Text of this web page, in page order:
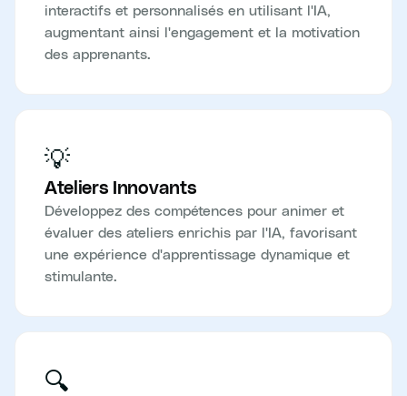
interactifs et personnalisés en utilisant l'IA,
augmentant ainsi l'engagement et la motivation
des apprenants.
💡
Ateliers Innovants
Développez des compétences pour animer et
évaluer des ateliers enrichis par l'IA, favorisant
une expérience d'apprentissage dynamique et
stimulante.
🔍